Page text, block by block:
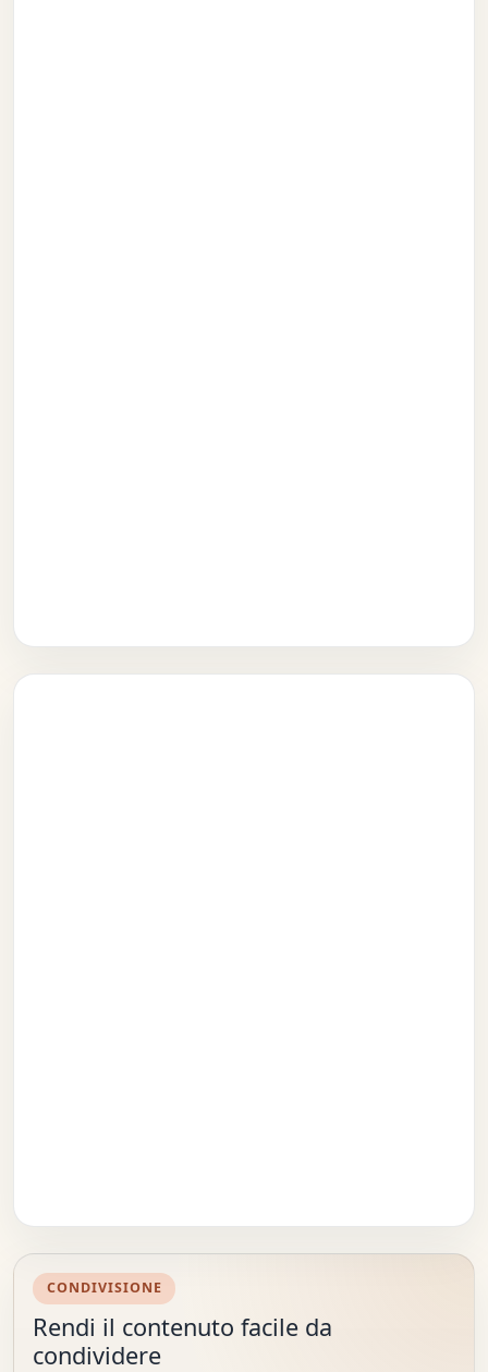
CONDIVISIONE
Rendi il contenuto facile da
condividere